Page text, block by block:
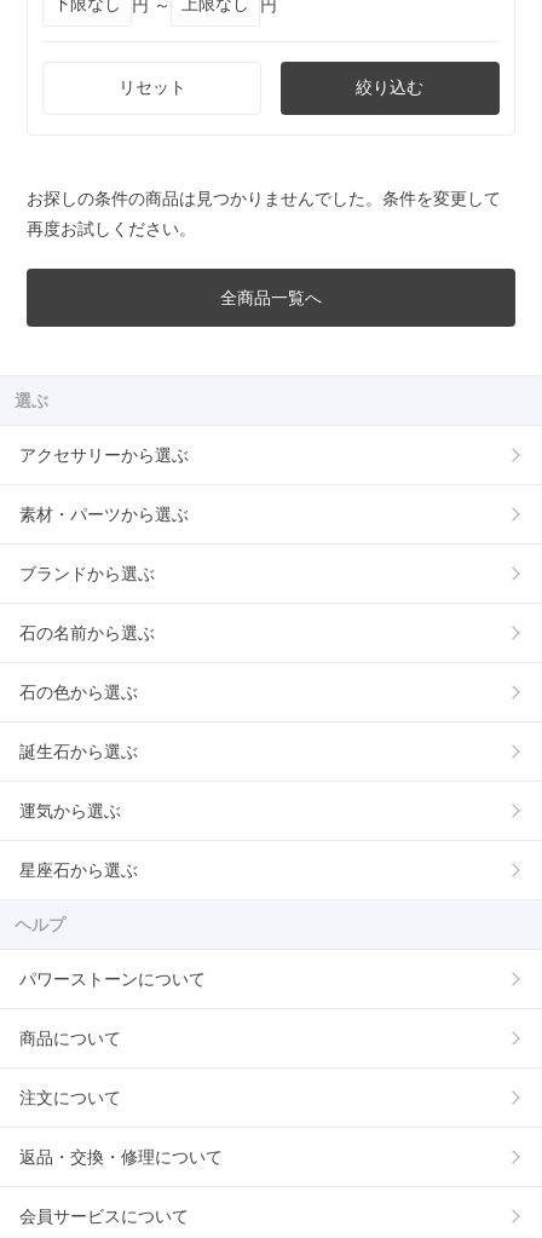
円 ～
円
リセット 絞り込む
お探しの条件の商品は見つかりませんでした。条件を変更して
再度お試しください。
全商品一覧へ
選ぶ
アクセサリーから選ぶ
素材・パーツから選ぶ
ブランドから選ぶ
石の名前から選ぶ
石の色から選ぶ
誕生石から選ぶ
運気から選ぶ
星座石から選ぶ
ヘルプ
パワーストーンについて
商品について
注文について
返品・交換・修理について
会員サービスについて